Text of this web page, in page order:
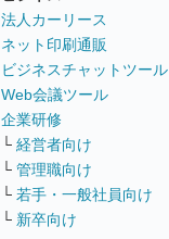
法人カーリース
ネット印刷通販
ビジネスチャットツール
Web会議ツール
企業研修
└ 経営者向け
└ 管理職向け
└ 若手・一般社員向け
└ 新卒向け